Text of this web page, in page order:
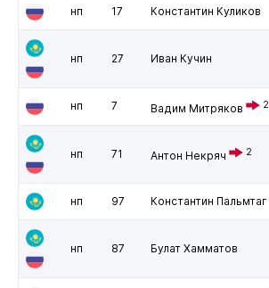
нп 17 Константин Куликов
нп 27 Иван Кучин
нп 7 Вадим Митряков 2
нп 71 Антон Некряч 2
нп 97 Константин Пальмтаг
нп 87 Булат Хамматов